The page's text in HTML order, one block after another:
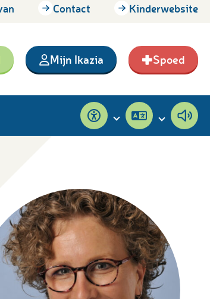
Contact Kinderwebsite
Mijn Ikazia Spoed
Toegankelijkheid
Pagina
vertalen